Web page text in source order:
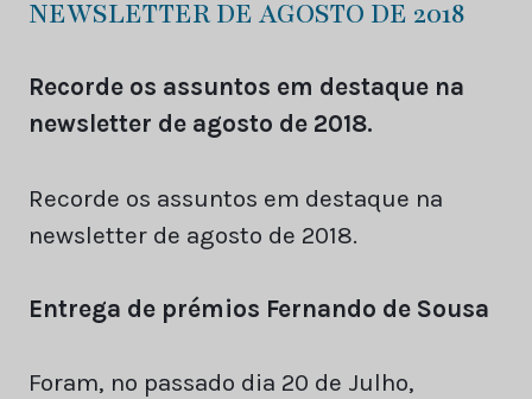
NEWSLETTER DE AGOSTO DE 2018
Recorde os assuntos em destaque na
newsletter de agosto de 2018.
Recorde os assuntos em destaque na
newsletter de agosto de 2018.
Entrega de prémios Fernando de Sousa
Foram, no passado dia 20 de Julho,